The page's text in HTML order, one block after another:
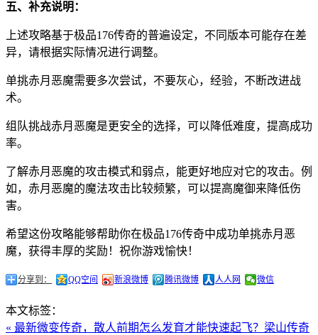
五、补充说明：
上述攻略基于极品176传奇的普遍设定，不同版本可能存在差
异，请根据实际情况进行调整。
单挑赤月恶魔需要多次尝试，不要灰心，经验，不断改进战
术。
组队挑战赤月恶魔是更安全的选择，可以降低难度，提高成功
率。
了解赤月恶魔的攻击模式和弱点，能更好地应对它的攻击。例
如，赤月恶魔的魔法攻击比较频繁，可以提高魔御来降低伤
害。
希望这份攻略能够帮助你在极品176传奇中成功单挑赤月恶
魔，获得丰厚的奖励！祝你游戏愉快！
分享到： QQ空间 新浪微博 腾讯微博 人人网 微信
本文标签：
« 最新微变传奇，散人前期怎么发育才能快速起飞？ 梁山传奇